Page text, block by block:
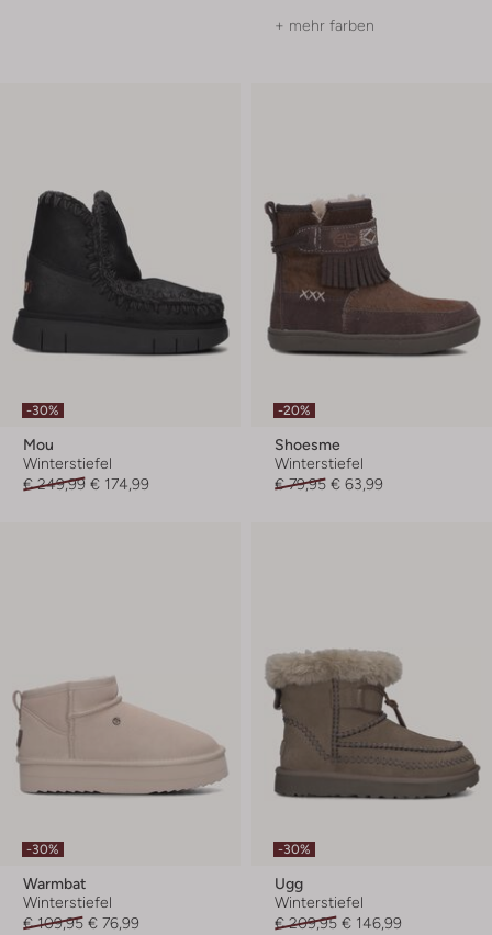
+ mehr farben
-30%
Mou
Winterstiefel
€ 249,99 € 174,99
-20%
Shoesme
Winterstiefel
€ 79,95 € 63,99
-30%
Warmbat
Winterstiefel
€ 109,95 € 76,99
-30%
Ugg
Winterstiefel
€ 209,95 € 146,99